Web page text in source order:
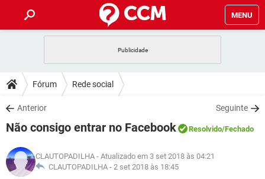
MENU
CELULAR
OUTLOOK
INSTAGRAM GMAIL
GUIA DE COMPRAS
DICAS
JOGOS
INSTAGRAM GMAIL
DOWNLOADS
JOGOS WHATSAPP
CELULAR
OUTLOOK EXCEL
JOGOS WHATSAPP
GLOSSÁRIO
Fórum Rede social
Anterior Seguinte
Não consigo entrar no Facebook Resolvido/Fechado
CLAUTOPADILHA - Atualizado em 3 set 2018 às 04:21
CLAUTOPADILHA - 2 set 2018 às 18:45